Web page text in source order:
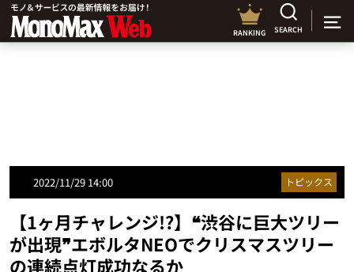
RANKING SEARCH
2022/11/29 14:00 トピックス
【1ヶ月チャレンジ!?】❝渋谷に巨大ツリー
が出現❞エボルタNEOでクリスマスツリー
の連続点灯成功なるか